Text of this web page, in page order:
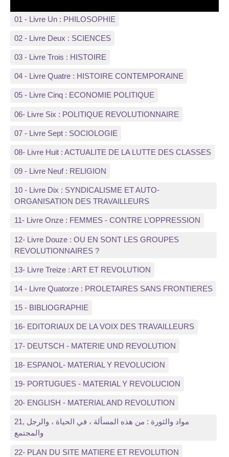
01 - Livre Un : PHILOSOPHIE
02 - Livre Deux : SCIENCES
03 - Livre Trois : HISTOIRE
04 - Livre Quatre : HISTOIRE CONTEMPORAINE
05 - Livre Cinq : ECONOMIE POLITIQUE
06- Livre Six : POLITIQUE REVOLUTIONNAIRE
07 - Livre Sept : SOCIOLOGIE
08- Livre Huit : ACTUALITE DE LA LUTTE DES CLASSES
09 - Livre Neuf : RELIGION
10 - Livre Dix : SYNDICALISME ET AUTO-
ORGANISATION DES TRAVAILLEURS
11- Livre Onze : FEMMES - CONTRE L’OPPRESSION
12- Livre Douze : OU EN SONT LES GROUPES
REVOLUTIONNAIRES ?
13- Livre Treize : ART ET REVOLUTION
14 - Livre Quatorze : PROLETAIRES SANS FRONTIERES
15 - BIBLIOGRAPHIE
16- EDITORIAUX DE LA VOIX DES TRAVAILLEURS
17- DEUTSCH - MATERIE UND REVOLUTION
18- ESPANOL- MATERIAL Y REVOLUCION
19- PORTUGUES - MATERIAL Y REVOLUCION
20- ENGLISH - MATERIAL AND REVOLUTION
21, مواد والثورة : من هذه المسألة ، في الحياة ، والرجل
والمجتمع
22- PLAN DU SITE MATIERE ET REVOLUTION